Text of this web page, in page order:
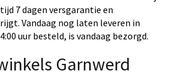
7 dagen versgarantie en
Vandaag nog laten leveren in
uur besteld, is vandaag bezorgd.
Garnwerd